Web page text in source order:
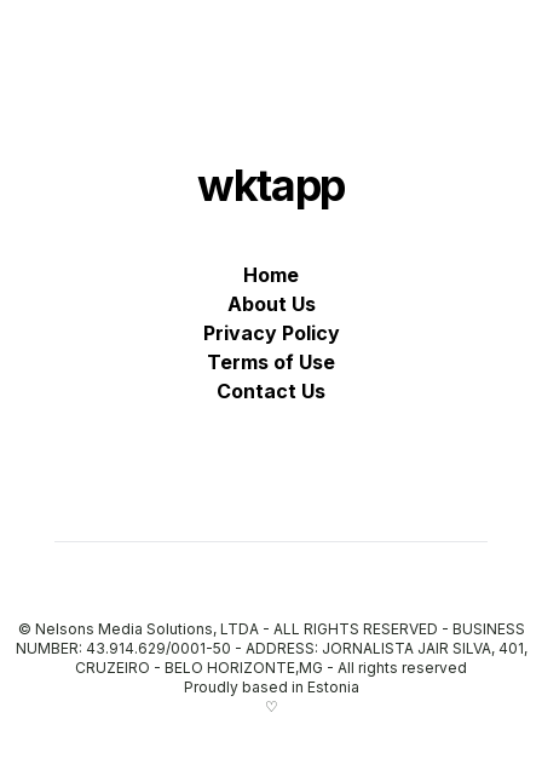
wktapp
Home
About Us
Privacy Policy
Terms of Use
Contact Us
© Nelsons Media Solutions, LTDA - ALL RIGHTS RESERVED - BUSINESS
NUMBER: 43.914.629/0001-50 - ADDRESS: JORNALISTA JAIR SILVA, 401,
CRUZEIRO - BELO HORIZONTE,MG - All rights reserved
Proudly based in Estonia
♡